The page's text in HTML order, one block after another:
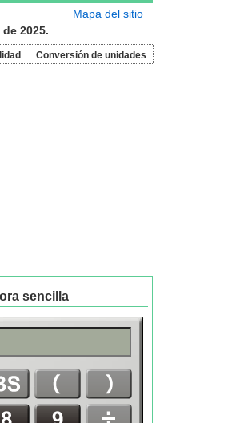
Mapa del sitio
2025.
Conversión de unidades
sencilla